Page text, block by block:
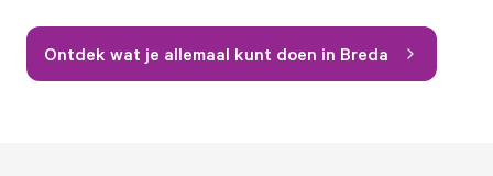
Ontdek wat je allemaal kunt doen in Breda